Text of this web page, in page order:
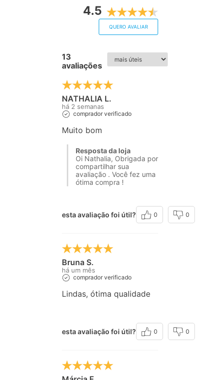
4.5
QUERO AVALIAR
13
avaliações
NATHALIA L.
há 2 semanas
comprador verificado
Muito bom
Resposta da loja
Oi Nathalia, Obrigada por
compartilhar sua
avaliação . Você fez uma
ótima compra !
esta avaliação foi útil? 0 0
Bruna S.
há um mês
comprador verificado
Lindas, ótima qualidade
esta avaliação foi útil? 0 0